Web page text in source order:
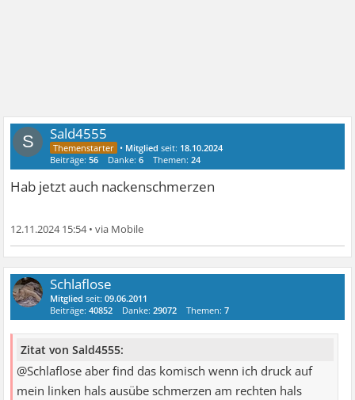
S Sald4555
• Mitglied seit: 18.10.2024
Beiträge:56 Danke:6 Themen:24
Hab jetzt auch nackenschmerzen
12.11.2024 15:54•
Schlaflose
Mitglied seit:09.06.2011
Beiträge:40852 Danke:29072 Themen:7
Zitat von Sald4555:
@Schlaflose aber find das komisch wenn ich druck auf
mein linken hals ausübe schmerzen am rechten hals